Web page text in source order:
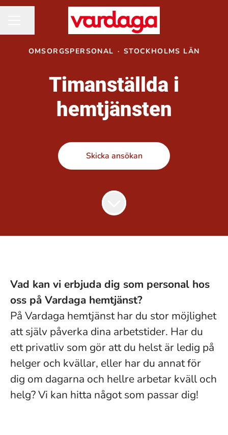
OMSORGSPERSONAL · STOCKHOLMS LÄN
Timanställda i
hemtjänsten
Skicka ansökan
Vad kan vi erbjuda dig som personal hos
oss på Vardaga hemtjänst?
På Vardaga hemtjänst har du stor möjlighet
att själv påverka dina arbetstider. Har du
ett privatliv som gör att du helst är ledig på
helger och kvällar, eller har du annat för
dig om dagarna och hellre arbetar kväll och
helg? Vi kan hitta något som passar dig!